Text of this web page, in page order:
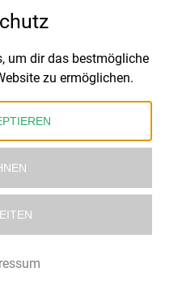
um dir das bestmögliche
zu ermöglichen.